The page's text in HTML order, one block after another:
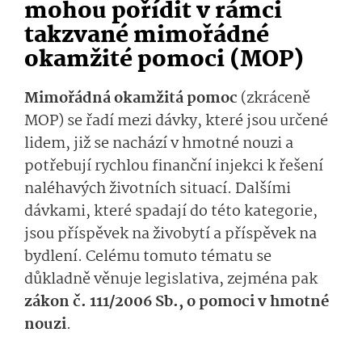
mohou pořídit v rámci
takzvané mimořádné
okamžité pomoci (MOP)
Mimořádná okamžitá pomoc (zkráceně
MOP) se řadí mezi dávky, které jsou určené
lidem, již se nachází v hmotné nouzi a
potřebují rychlou finanční injekci k řešení
naléhavých životních situací. Dalšími
dávkami, které spadají do této kategorie,
jsou příspěvek na živobytí a příspěvek na
bydlení. Celému tomuto tématu se
důkladně věnuje legislativa, zejména pak
zákon č. 111/2006 Sb., o pomoci v hmotné
nouzi.